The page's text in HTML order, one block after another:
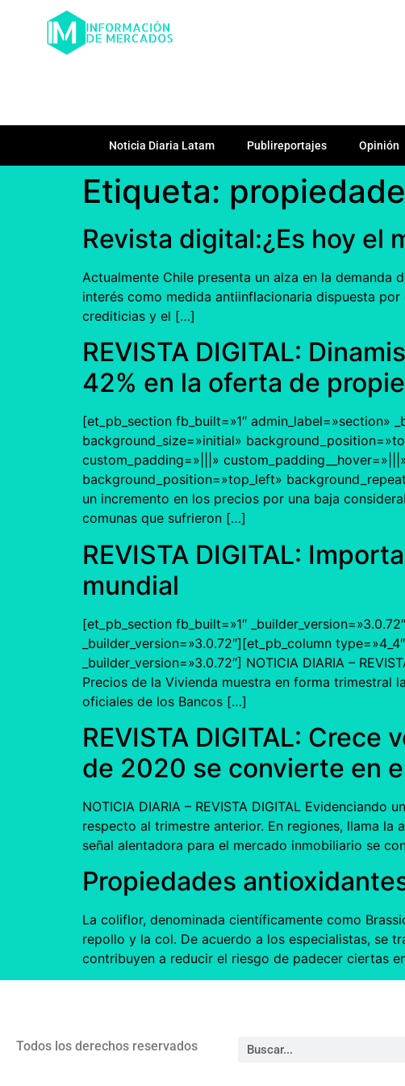
Noticia Diaria Latam Publireportajes Opinión
Etiqueta:
Revista digital:¿Es hoy el
Actualmente Chile presenta un alza en la
interés como medida antiinflacionaria dispuesta
crediticias y el […]
REVISTA DIGITAL:
42% en la oferta de
[et_pb_section fb_built=»1″ admin_label=»section»
background_size=»initial»
custom_padding=»|||»
background_position=»top_left»
un incremento en los precios por una baja
comunas que sufrieron […]
REVISTA DIGITAL:
mundial
[et_pb_section fb_built=»1″
_builder_version=»3.0.72″][et_pb_column
_builder_version=»3.0.72″] NOTICIA DIARIA –
Precios de la Vivienda muestra en forma trimestral
oficiales de los Bancos […]
REVISTA DIGITAL:
de 2020 se convierte en
NOTICIA DIARIA – REVISTA DIGITAL
respecto al trimestre anterior. En regiones, llama la
señal alentadora para el mercado inmobiliario se
Propiedades
La coliflor, denominada científicamente como
repollo y la col. De acuerdo a los especialistas, se
contribuyen a reducir el riesgo de padecer ciertas
Todos los derechos reservados